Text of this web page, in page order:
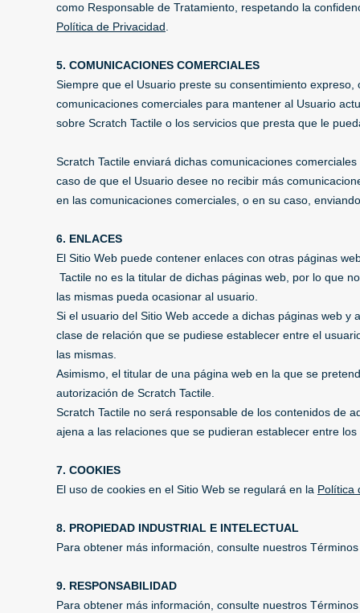
como Responsable de Tratamiento, respetando la
Política de Privacidad
5. COMUNICACIONES COMERCIALES
Siempre que el Usuario preste su consentimiento
comunicaciones comerciales para mantener al Usuario
sobre Scratch Tactile o los servicios que presta que le
Scratch Tactile enviará dichas comunicaciones
caso de que el Usuario desee no recibir más
en las comunicaciones comerciales, o en su caso,
6. ENLACES
El Sitio Web puede contener enlaces con otras páginas
Tactile no es la titular de dichas páginas web, por lo que
las mismas pueda ocasionar al usuario.
Si el usuario del Sitio Web accede a dichas páginas web
clase de relación que se pudiese establecer entre el
las mismas.
Asimismo, el titular de una página web en la que se
autorización de Scratch Tactile.
Scratch Tactile no será responsable de los contenidos de
ajena a las relaciones que se pudieran establecer entre
7. COOKIES
El uso de cookies en el Sitio Web se regulará en la Política
8. PROPIEDAD INDUSTRIAL E INTELECTUAL
Para obtener más información, consulte nuestros
9. RESPONSABILIDAD
Para obtener más información, consulte nuestros